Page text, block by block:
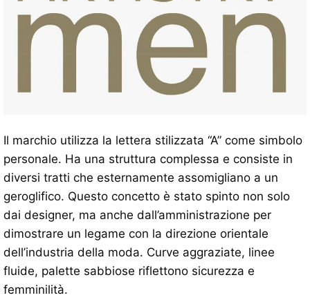
Il marchio utilizza la lettera stilizzata “A” come simbolo
personale. Ha una struttura complessa e consiste in
diversi tratti che esternamente assomigliano a un
geroglifico. Questo concetto è stato spinto non solo
dai designer, ma anche dall’amministrazione per
dimostrare un legame con la direzione orientale
dell’industria della moda. Curve aggraziate, linee
fluide, palette sabbiose riflettono sicurezza e
femminilità.